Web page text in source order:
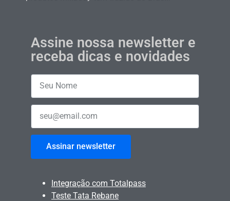
Assine nossa newsletter e
receba dicas e novidades
Assinar newsletter
Integração com Totalpass
Teste Tata Rebane